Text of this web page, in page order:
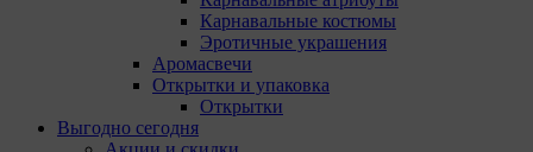
Карнавальные костюмы
Эротичные украшения
Аромасвечи
Открытки и упаковка
Открытки
Выгодно сегодня